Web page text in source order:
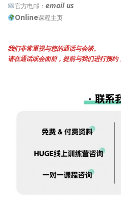
官方电邮： email us
Online课程主页
我们非常重视与您的通话与会谈。
请在通话或会面前，提前与我们进行预约